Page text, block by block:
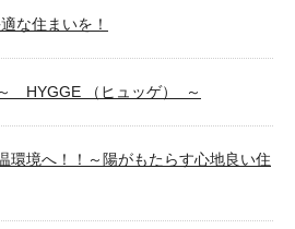
な住まいを！
HYGGE （ヒュッゲ） ～
環境へ！！～陽がもたらす心地良い住